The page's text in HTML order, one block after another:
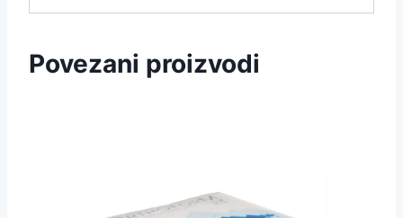
Povezani proizvodi